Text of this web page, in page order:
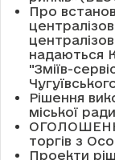
Про
надаються
"Зміїв-
Рішення
міської
торгів з
Проекти